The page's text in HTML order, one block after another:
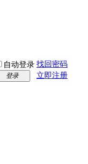
自动登录 找回密码
登录 立即注册